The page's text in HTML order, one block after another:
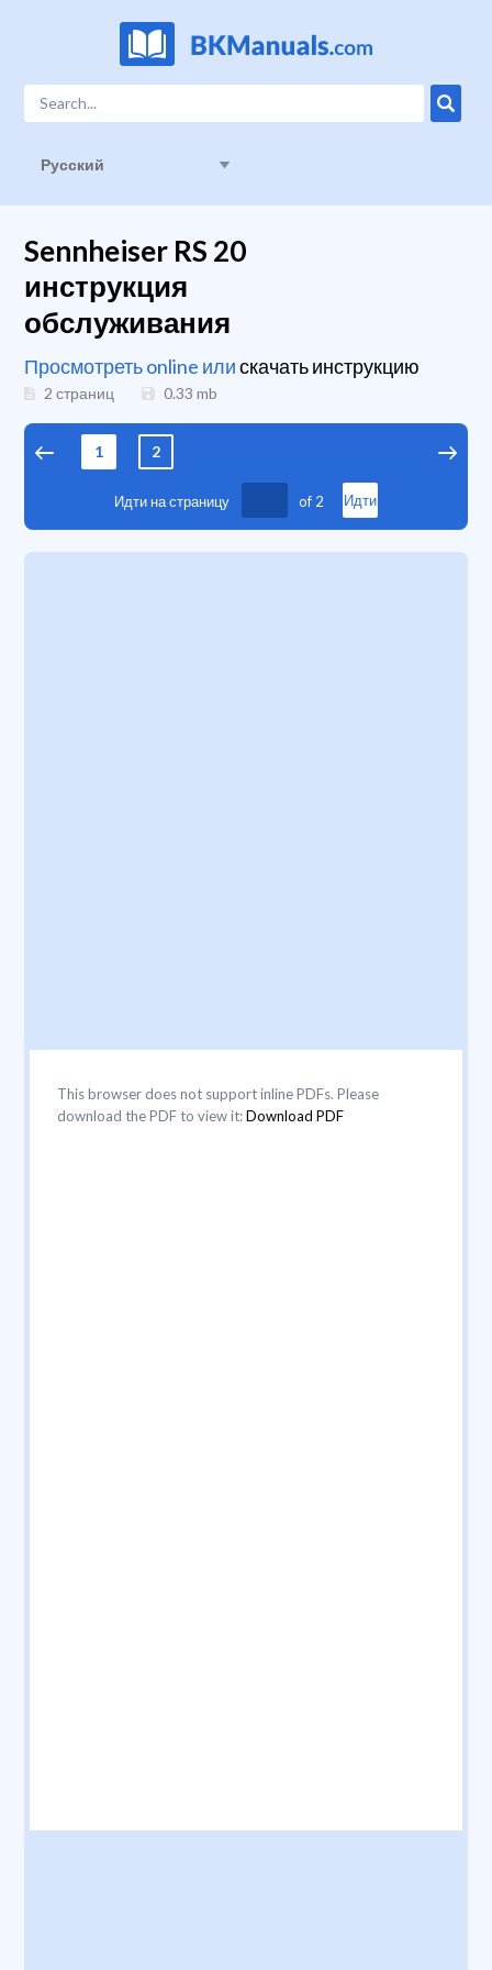
Русский
Sennheiser RS 20
инструкция
обслуживания
Просмотреть online илискачать инструкцию
2 страниц 0.33 mb
1 2
Идти на страницу of 2 Идти
This browser does not support inline PDFs. Please
download the PDF to view it:Download PDF